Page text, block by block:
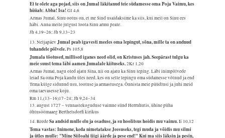
Et te olete aga pojad, siis on Jumal läkitanud teie südamesse oma Poja Vaimu, kes
hüüab: Abba! Isa!Gl 4,6
Armas Jumal, Sinu ootus on, et me Sind usaldaksime ka siis, kui meil on Sinu ees
häbi. Anna meile julgust loota Sinu armu peale.
Jh 4,19–26; Jh 9,13–23
13. NeljapäevJumal peab igavesti meeles oma lepingut, sõna, mille ta on andnud
tuhandele põlvele.Ps 105,8
Jumala tõotused, millised iganes need olid, on Kristuses jah. Seepärast tulgu ka
meie suust tema läbi aamen Jumalale kiituseks.2Kr 1,20
Armas Jumal, nagu oled ajatu Sina, nii on ajatu ka Sinu leping. Läbi inimpõlvede
leiad Sa oma Poja kaudu üles need, kes on selle lepingu oma südamesse võtnud ja end
Tema külge sidunud usu, lootuse ja armastusega. Õnnista meie püüdlusi ja juhi meid
oma taevasesse koju.
Rm 11,(13–16)17–24; Jh 9,24–34
13. august 1727 – vennastekoguduse vaimne sünd Herrnhutis, ühine püha
õhtusöömaaeg Berthelsdorfi kirikus
14. ReedeSa andsid mulle elu ja osaduse, ja su hoolitsus hoidis mu vaimu.Ii 10,12
Tema vastas: Inimene, keda nimetatakse Jeesuseks, tegi muda ja võidis mu silmi
ja ütles mulle: "Mine Siiloahi tiigi äärde ja pese end!" Kui ma siis läksin ja pesin,